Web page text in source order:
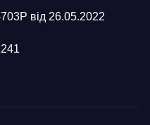
від 26.05.2022